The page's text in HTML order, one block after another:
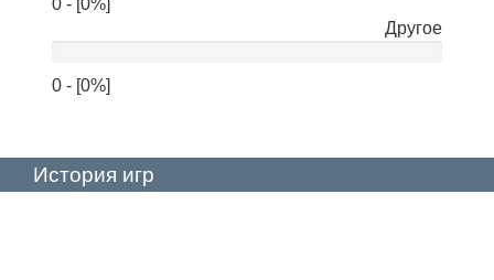
Другое
0 - [0%]
История игр